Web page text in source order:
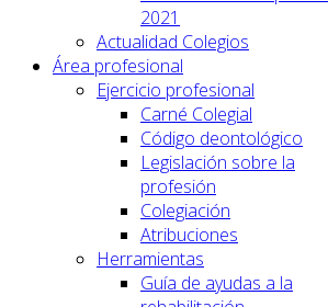
2021
Actualidad Colegios
Área profesional
Ejercicio profesional
Carné Colegial
Código deontológico
Legislación sobre la
profesión
Colegiación
Atribuciones
Herramientas
Guía de ayudas a la